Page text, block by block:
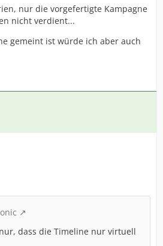
nur die vorgefertigte Kampagne
nicht verdient...
gemeint ist würde ich aber auch
dass die Timeline nur virtuell